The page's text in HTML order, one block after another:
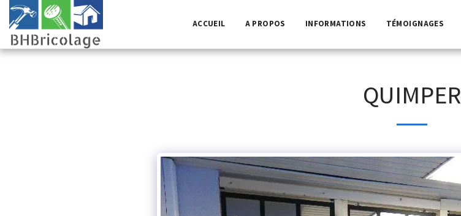
ACCUEIL A PROPOS INFORMATIONS TÉMOIGNAGES
QUIMPER